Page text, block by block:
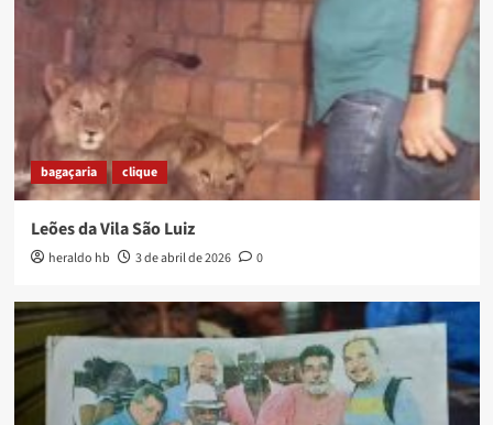
bagaçaria clique
Leões da Vila São Luiz
heraldo hb 3 de abril de 2026 0